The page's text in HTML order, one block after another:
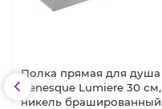
Полка прямая для душа
Benesque Lumiere 30 см,
никель брашированный